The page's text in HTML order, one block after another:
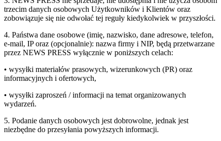
trzecim danych osobowych Użytkowników i Klientów oraz
zobowiązuje się nie odwołać tej reguły kiedykolwiek w przyszłości.
4. Państwa dane osobowe (imię, nazwisko, dane adresowe, telefon,
e-mail, IP oraz (opcjonalnie): nazwa firmy i NIP, będą przetwarzane
przez NEWS PRESS wyłącznie w poniższych celach:
• wysyłki materiałów prasowych, wizerunkowych (PR) oraz
informacyjnych i ofertowych,
• wysyłki zaproszeń / informacji na temat organizowanych
wydarzeń.
5. Podanie danych osobowych jest dobrowolne, jednak jest
niezbędne do przesyłania powyższych informacji.